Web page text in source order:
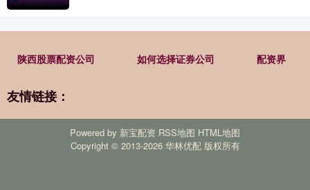
陕西股票配资公司 如何选择证券公司 配资界
友情链接：
Powered by 新宝配资 RSS地图 HTML地图
Copyright © 2013-2026 华林优配 版权所有